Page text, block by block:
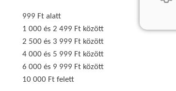
999 Ft alatt
1 000 és 2 499 Ft között
2 500 és 3 999 Ft között
4 000 és 5 999 Ft között
6 000 és 9 999 Ft között
10 000 Ft felett